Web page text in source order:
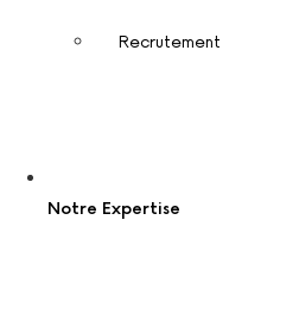
Recrutement
Notre Expertise